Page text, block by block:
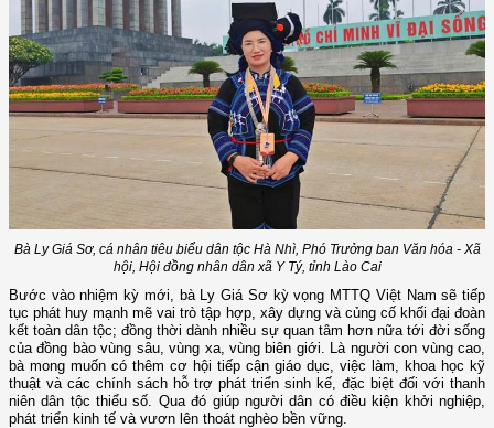
Bà Ly Giá Sơ, cá nhân tiêu biểu dân tộc Hà Nhì, Phó Trưởng ban Văn hóa - Xã
hội, Hội đồng nhân dân xã Y Tý, tỉnh Lào Cai
Bước vào nhiệm kỳ mới, bà Ly Giá Sơ kỳ vọng MTTQ Việt Nam sẽ tiếp
tục phát huy mạnh mẽ vai trò tập hợp, xây dựng và củng cố khối đại đoàn
kết toàn dân tộc; đồng thời dành nhiều sự quan tâm hơn nữa tới đời sống
của đồng bào vùng sâu, vùng xa, vùng biên giới. Là người con vùng cao,
bà mong muốn có thêm cơ hội tiếp cận giáo dục, việc làm, khoa học kỹ
thuật và các chính sách hỗ trợ phát triển sinh kế, đặc biệt đối với thanh
niên dân tộc thiểu số. Qua đó giúp người dân có điều kiện khởi nghiệp,
phát triển kinh tế và vươn lên thoát nghèo bền vững.